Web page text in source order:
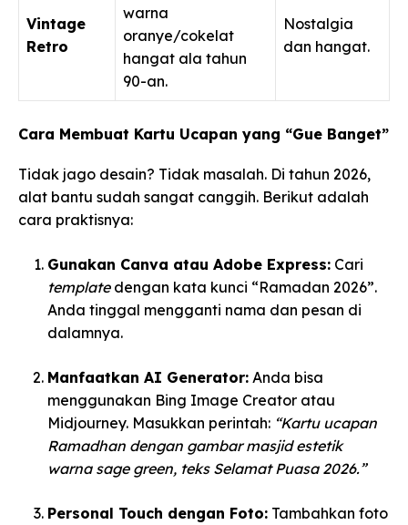
Vintage
Retro
warna
oranye/cokelat
hangat ala tahun
90-an.
Nostalgia
dan hangat.
Cara Membuat Kartu Ucapan yang “Gue Banget”
Tidak jago desain? Tidak masalah. Di tahun 2026,
alat bantu sudah sangat canggih. Berikut adalah
cara praktisnya:
Gunakan Canva atau Adobe Express: Cari
templatedengan kata kunci “Ramadan 2026”.
Anda tinggal mengganti nama dan pesan di
dalamnya.
Manfaatkan AI Generator: Anda bisa
menggunakan Bing Image Creator atau
Midjourney. Masukkan perintah: “Kartu ucapan
Ramadhan dengan gambar masjid estetik
warna sage green, teks Selamat Puasa 2026.”
Personal Touch dengan Foto: Tambahkan foto